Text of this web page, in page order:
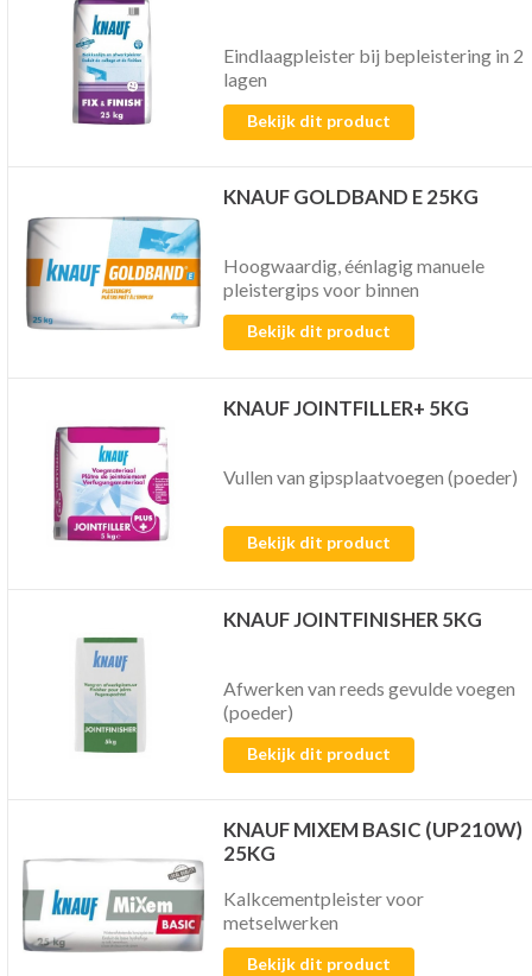
Eindlaagpleister bij bepleistering in 2
lagen
Bekijk dit product
KNAUF GOLDBAND E 25KG
Hoogwaardig, éénlagig manuele
pleistergips voor binnen
Bekijk dit product
KNAUF JOINTFILLER+ 5KG
Vullen van gipsplaatvoegen (poeder)
Bekijk dit product
KNAUF JOINTFINISHER 5KG
Afwerken van reeds gevulde voegen
(poeder)
Bekijk dit product
KNAUF MIXEM BASIC (UP210W)
25KG
Kalkcementpleister voor
metselwerken
Bekijk dit product